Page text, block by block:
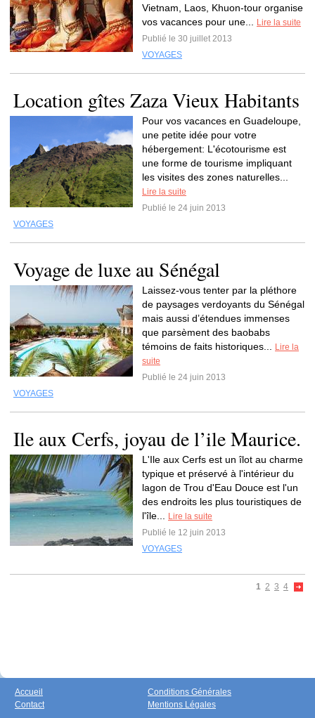
Vietnam, Laos, Khuon-tour organise
vos vacances pour une...
Lire la suite
Publié le 30 juillet 2013
VOYAGES
Location gîtes Zaza Vieux Habitants
Pour vos vacances en Guadeloupe,
une petite idée pour votre
hébergement: L'écotourisme est
une forme de tourisme impliquant
les visites des zones naturelles...
Lire la suite
Publié le 24 juin 2013
VOYAGES
Voyage de luxe au Sénégal
Laissez-vous tenter par la pléthore
de paysages verdoyants du Sénégal
mais aussi d’étendues immenses
que parsèment des baobabs
témoins de faits historiques...
Lire la
suite
Publié le 24 juin 2013
VOYAGES
Ile aux Cerfs, joyau de l’ile Maurice.
L'Ile aux Cerfs est un îlot au charme
typique et préservé à l'intérieur du
lagon de Trou d'Eau Douce est l'un
des endroits les plus touristiques de
l'île...
Lire la suite
Publié le 12 juin 2013
VOYAGES
1 2 3 4
Accueil
Contact
Conditions Générales
Mentions Légales